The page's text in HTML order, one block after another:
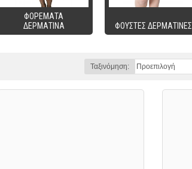
ΦΟΡΕΜΑΤΑ
ΔΕΡΜΑΤΙΝΑ
ΦΟΥΣΤΕΣ ΔΕΡΜΑΤΙΝΕΣ
Ταξινόμηση: